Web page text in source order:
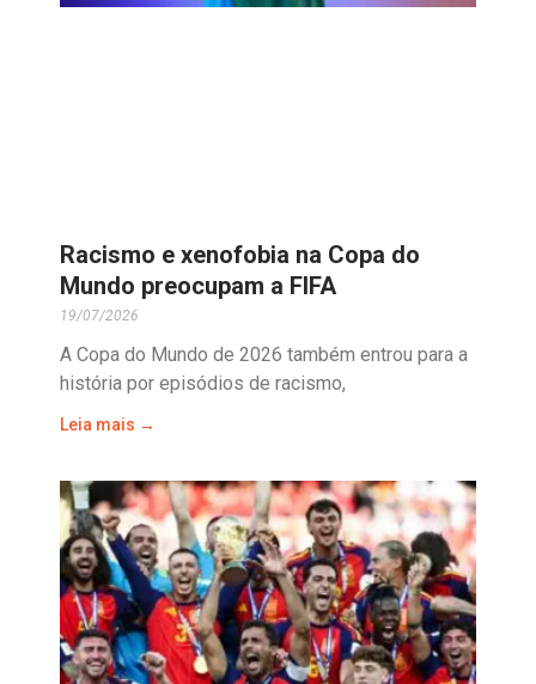
Racismo e xenofobia na Copa do
Mundo preocupam a FIFA
19/07/2026
A Copa do Mundo de 2026 também entrou para a
história por episódios de racismo,
Leia mais →